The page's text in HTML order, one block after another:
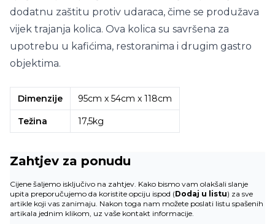
dodatnu zaštitu protiv udaraca, čime se produžava
vijek trajanja kolica. Ova kolica su savršena za
upotrebu u kafićima, restoranima i drugim gastro
objektima.
Dimenzije 95cm x 54cm x 118cm
Težina 17,5kg
Zahtjev za ponudu
Cijene šaljemo isključivo na zahtjev. Kako bismo vam olakšali slanje
upita preporučujemo da koristite opciju ispod (Dodaj u listu) za sve
artikle koji vas zanimaju. Nakon toga nam možete poslati listu spašenih
artikala jednim klikom, uz vaše kontakt informacije.